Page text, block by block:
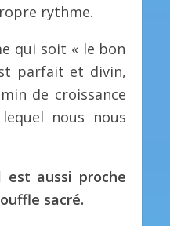
rythme.
qui soit « le bon
parfait et divin,
de croissance
nous nous
est aussi proche
sacré.